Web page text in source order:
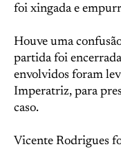
foi xingada e
Houve uma
partida foi
envolvidos foram
Imperatriz, para
caso.
Vicente Rodrigues